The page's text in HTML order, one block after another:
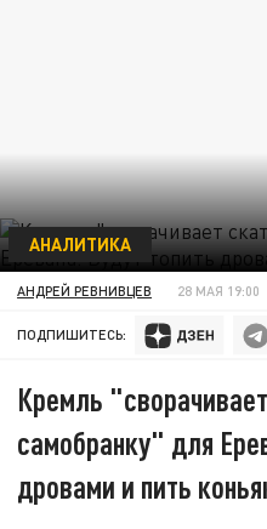
АНАЛИТИКА
АНДРЕЙ РЕВНИВЦЕВ 28 МАЯ 19:00
ПОДПИШИТЕСЬ:
Кремль
самобранку" для
дровами и пить